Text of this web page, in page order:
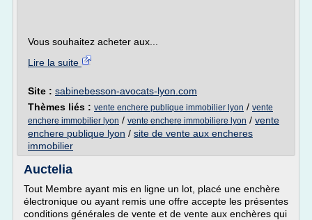
Vous souhaitez acheter aux...
Lire la suite
Site : sabinebesson-avocats-lyon.com
Thèmes liés : vente enchere publique immobilier lyon / vente
enchere immobilier lyon / vente enchere immobiliere lyon / vente
enchere publique lyon / site de vente aux encheres
immobilier
Auctelia
Tout Membre ayant mis en ligne un lot, placé une enchère
électronique ou ayant remis une offre accepte les présentes
conditions générales de vente et de vente aux enchères qui